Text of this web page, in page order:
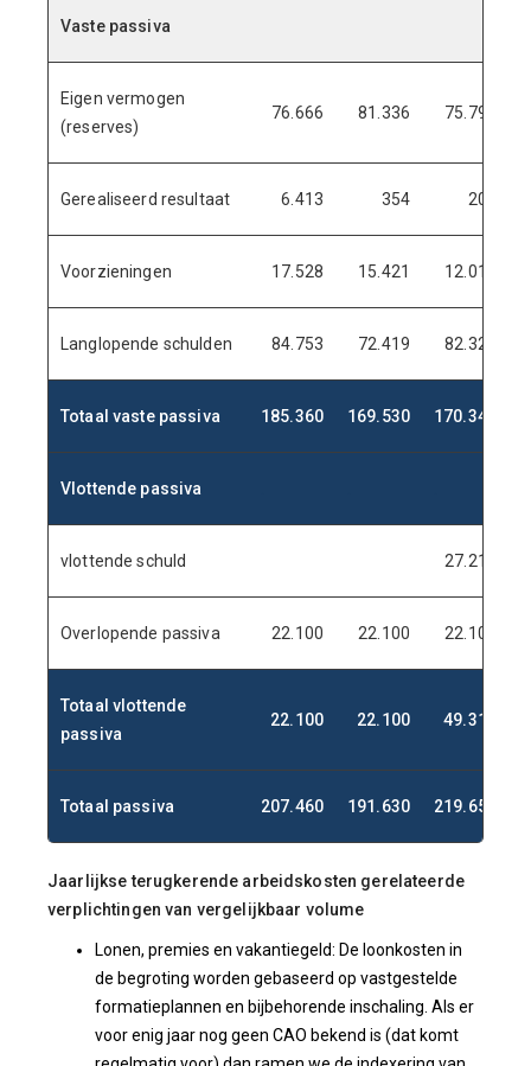
Vaste passiva
Eigen vermogen
(reserves)
76.666 81.336 75.794
Gerealiseerd resultaat 6.413 354 205
Voorzieningen 17.528 15.421 12.017
Langlopende schulden 84.753 72.419 82.328
Totaal vaste passiva 185.360 169.530 170.344
Vlottende passiva
vlottende schuld 27.211
Overlopende passiva 22.100 22.100 22.100
Totaal vlottende
passiva
22.100 22.100 49.311
Totaal passiva 207.460 191.630 219.655
Jaarlijkse terugkerende arbeidskosten gerelateerde
verplichtingen van vergelijkbaar volume
Lonen, premies en vakantiegeld: De loonkosten in
de begroting worden gebaseerd op vastgestelde
formatieplannen en bijbehorende inschaling. Als er
voor enig jaar nog geen CAO bekend is (dat komt